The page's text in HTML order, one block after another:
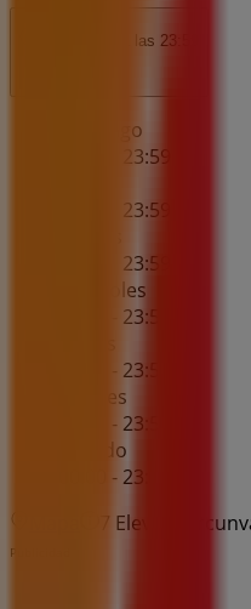
Hasta las 23:59
Domingo
00:00 - 23:59
00:00 - 23:59
00:00 - 23:59
Miércoles
00:00 - 23:59
00:00 - 23:59
Viernes
00:00 - 23:59
Sábado
00:00 - 23:59
7 Eleven
Publicidad